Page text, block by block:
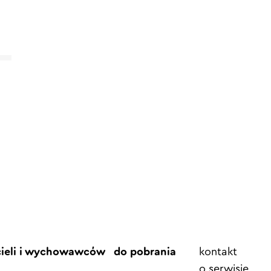
i wychowawców do pobrania
Element
menu
kontakt
o serwisie